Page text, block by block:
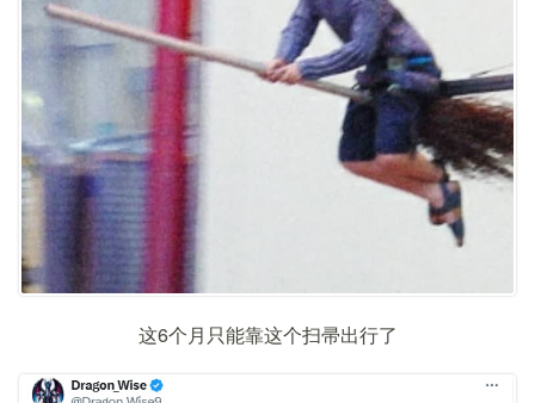
这6个月只能靠这个扫帚出行了